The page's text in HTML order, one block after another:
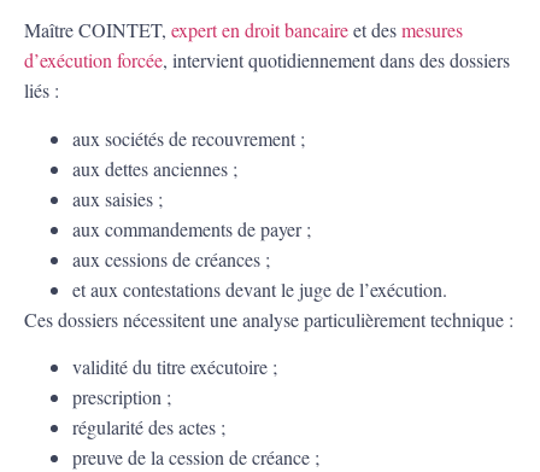
Maître COINTET, expert en droit bancaireet desmesures
d’exécution forcée, intervient quotidiennement dans des dossiers
liés :
aux sociétés de recouvrement ;
aux dettes anciennes ;
aux saisies ;
aux commandements de payer ;
aux cessions de créances ;
et aux contestations devant le juge de l’exécution.
Ces dossiers nécessitent une analyse particulièrement technique :
validité du titre exécutoire ;
prescription ;
régularité des actes ;
preuve de la cession de créance ;